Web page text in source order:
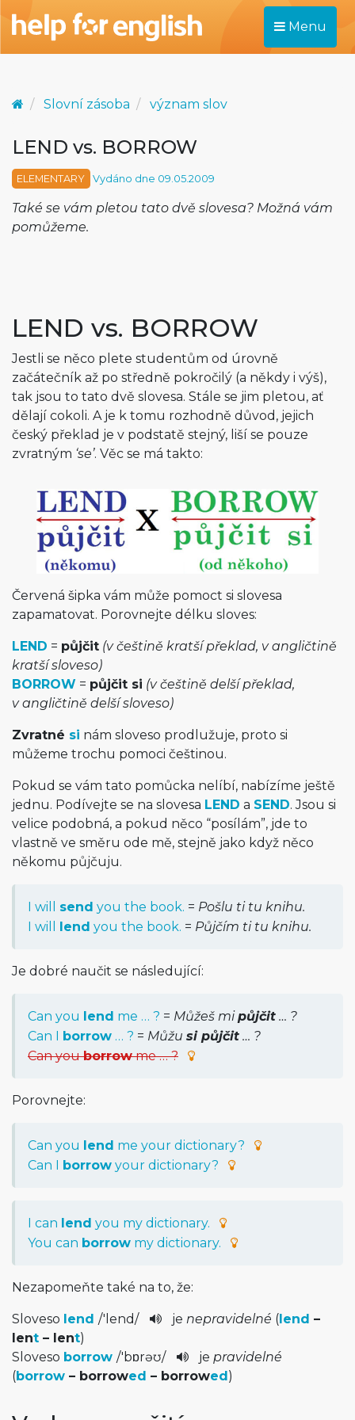
Menu
Slovní zásoba význam slov
LEND vs. BORROW
ELEMENTARY Vydáno dne 09.05.2009
Také se vám pletou tato dvě slovesa? Možná vám
pomůžeme.
LEND vs. BORROW
Jestli se něco plete studentům od úrovně
začátečník až po středně pokročilý (a někdy i výš),
tak jsou to tato dvě slovesa. Stále se jim pletou, ať
dělají cokoli. A je k tomu rozhodně důvod, jejich
český překlad je v podstatě stejný, liší se pouze
zvratným ‘se’. Věc se má takto:
Červená šipka vám může pomoct si slovesa
zapamatovat. Porovnejte délku sloves:
LEND = půjčit (v češtině kratší překlad, v angličtině
kratší sloveso)
BORROW = půjčit si (v češtině delší překlad,
v angličtině delší sloveso)
Zvratné si nám sloveso prodlužuje, proto si
můžeme trochu pomoci češtinou.
Pokud se vám tato pomůcka nelíbí, nabízíme ještě
jednu. Podívejte se na slovesa LEND a SEND. Jsou si
velice podobná, a pokud něco “posílám”, jde to
vlastně ve směru ode mě, stejně jako když něco
někomu půjčuju.
I will send you the book. = Pošlu ti tu knihu.
I will lend you the book. = Půjčím ti tu knihu.
Je dobré naučit se následující:
Can you lend me … ? = Můžeš mipůjčit … ?
Can I borrow … ? = Můžu si půjčit … ?
Can youborrowme … ?
Porovnejte:
Can you lend me your dictionary?
Can I borrow your dictionary?
I can lend you my dictionary.
You can borrow my dictionary.
Nezapomeňte také na to, že:
Sloveso lend /'lend/ je nepravidelné (lend –
lent – lent)
Sloveso borrow /'bɒrəʊ/­ je pravidelné
(borrow – borrowed – borrowed)